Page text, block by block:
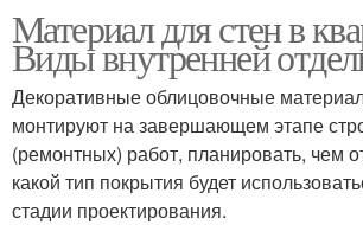
Материал для стен в
Виды внутренней
Декоративные облицовочные
монтируют на завершающем этапе
(ремонтных) работ, планировать, чем
какой тип покрытия будет
стадии проектирования.